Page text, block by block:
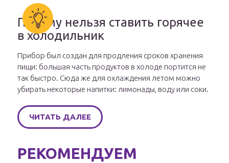
Почему нельзя ставить горячее
в холодильник
Прибор был создан для продления сроков хранения
пищи: большая часть продуктов в холоде портится не
так быстро. Сюда же для охлаждения летом можно
убирать некоторые напитки: лимонады, воду или соки.
ЧИТАТЬ ДАЛЕЕ
РЕКОМЕНДУЕМ